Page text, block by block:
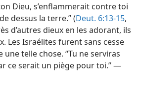
Dieu, s’enflammerait contre toi
dessus la terre.” (Deut. 6:13-15,
d’autres dieux en les adorant, ils
Les Israélites furent sans cesse
telle chose. “Tu ne serviras
ce serait un piège pour toi.” —